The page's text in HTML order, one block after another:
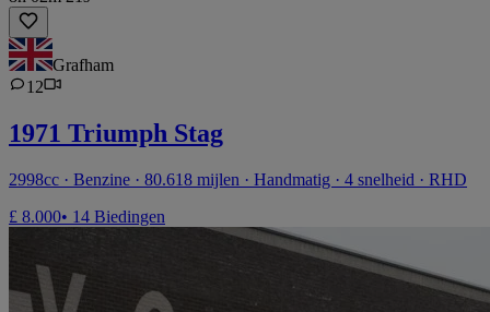
Grafham
12
1971 Triumph Stag
2998cc · Benzine · 80.618 mijlen · Handmatig · 4 snelheid · RHD
£ 8.000• 14 Biedingen